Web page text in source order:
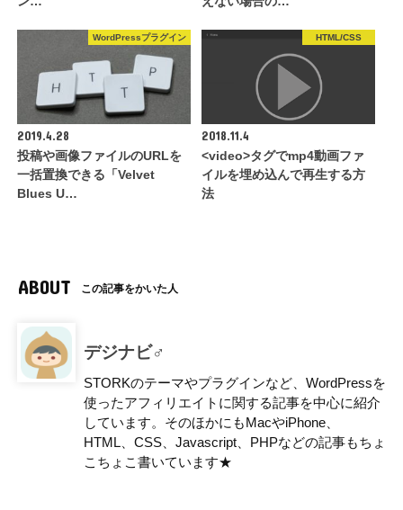
WordPressプラグイン
2019.4.28
投稿や画像ファイルのURLを
一括置換できる「Velvet
Blues U…
HTML/CSS
2018.11.4
<video>タグでmp4動画ファ
イルを埋め込んで再生する方
法
ABOUT この記事をかいた人
デジナビ♂
STORKのテーマやプラグインなど、WordPressを
使ったアフィリエイトに関する記事を中心に紹介
しています。そのほかにもMacやiPhone、
HTML、CSS、Javascript、PHPなどの記事もちょ
こちょこ書いています★